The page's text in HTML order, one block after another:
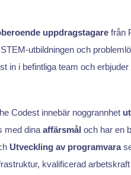
uppdragstagarefrån
utbildningen och
in i befintliga team och
Codest innebär noggrannhet
med dina affärsmål och har en
Utveckling av programvara
kvalificerad